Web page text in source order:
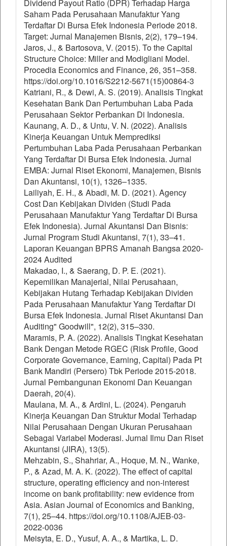
Dividend Payout Ratio (DPR) Terhadap Harga
Saham Pada Perusahaan Manufaktur Yang
Terdaftar Di Bursa Efek Indonesia Periode 2018.
Target: Jurnal Manajemen Bisnis, 2(2), 179–194.
Jaros, J., & Bartosova, V. (2015). To the Capital
Structure Choice: Miller and Modigliani Model.
Procedia Economics and Finance, 26, 351–358.
https://doi.org/10.1016/S2212-5671(15)00864-3
Katriani, R., & Dewi, A. S. (2019). Analisis Tingkat
Kesehatan Bank Dan Pertumbuhan Laba Pada
Perusahaan Sektor Perbankan Di Indonesia.
Kaunang, A. D., & Untu, V. N. (2022). Analisis
Kinerja Keuangan Untuk Memprediksi
Pertumbuhan Laba Pada Perusahaan Perbankan
Yang Terdaftar Di Bursa Efek Indonesia. Jurnal
EMBA: Jurnal Riset Ekonomi, Manajemen, Bisnis
Dan Akuntansi, 10(1), 1326–1335.
Lailiyah, E. H., & Abadi, M. D. (2021). Agency
Cost Dan Kebijakan Dividen (Studi Pada
Perusahaan Manufaktur Yang Terdaftar Di Bursa
Efek Indonesia). Jurnal Akuntansi Dan Bisnis:
Jurnal Program Studi Akuntansi, 7(1), 33–41.
Laporan Keuangan BPRS Amanah Bangsa 2020-
2024 Audited
Makadao, I., & Saerang, D. P. E. (2021).
Kepemilikan Manajerial, Nilai Perusahaan,
Kebijakan Hutang Terhadap Kebijakan Dividen
Pada Perusahaan Manufaktur Yang Terdaftar Di
Bursa Efek Indonesia. Jurnal Riset Akuntansi Dan
Auditing" Goodwill", 12(2), 315–330.
Maramis, P. A. (2022). Analisis Tingkat Kesehatan
Bank Dengan Metode RGEC (Risk Profile, Good
Corporate Governance, Earning, Capital) Pada Pt
Bank Mandiri (Persero) Tbk Periode 2015-2018.
Jurnal Pembangunan Ekonomi Dan Keuangan
Daerah, 20(4).
Maulana, M. A., & Ardini, L. (2024). Pengaruh
Kinerja Keuangan Dan Struktur Modal Terhadap
Nilai Perusahaan Dengan Ukuran Perusahaan
Sebagai Variabel Moderasi. Jurnal Ilmu Dan Riset
Akuntansi (JIRA), 13(5).
Mehzabin, S., Shahriar, A., Hoque, M. N., Wanke,
P., & Azad, M. A. K. (2022). The effect of capital
structure, operating efficiency and non-interest
income on bank profitability: new evidence from
Asia. Asian Journal of Economics and Banking,
7(1), 25–44. https://doi.org/10.1108/AJEB-03-
2022-0036
Meisyta, E. D., Yusuf, A. A., & Martika, L. D.